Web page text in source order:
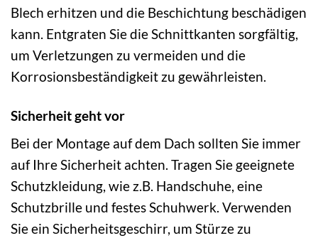
Blech erhitzen und die Beschichtung beschädigen
kann. Entgraten Sie die Schnittkanten sorgfältig,
um Verletzungen zu vermeiden und die
Korrosionsbeständigkeit zu gewährleisten.
Sicherheit geht vor
Bei der Montage auf dem Dach sollten Sie immer
auf Ihre Sicherheit achten. Tragen Sie geeignete
Schutzkleidung, wie z.B. Handschuhe, eine
Schutzbrille und festes Schuhwerk. Verwenden
Sie ein Sicherheitsgeschirr, um Stürze zu